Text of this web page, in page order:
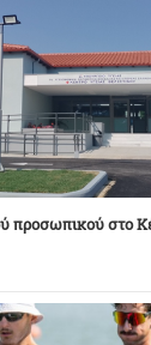
προσωπικού στο